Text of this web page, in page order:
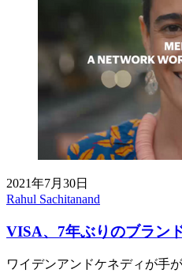
2021年7月30日
Rahul Sachitanand
VISA、7年ぶりのブラン
ワイデンアンドケネディが手